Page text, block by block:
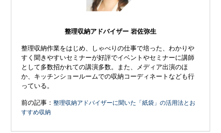
整理収納アドバイザー 岩佐弥生
整理収納作業をはじめ、しゃべりの仕事で培った、わかりや
すく聞きやすいセミナーが好評でイベントやセミナーに講師
として多数招かれての講演多数。また、メディア出演のほ
か、キッチンショールームでの収納コーディネートなども行
っている。
前の記事：整理収納アドバイザーに聞いた「紙袋」の活用法とお
すすめ収納